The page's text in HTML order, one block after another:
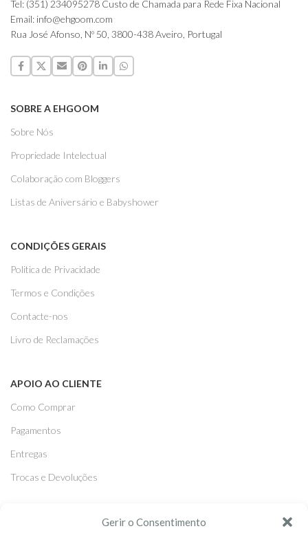
Gerir o Consentimento
Tel: (351) 234095278 Custo de Chamada para Rede Fixa Nacional
Email: info@ehgoom.com
Rua José Afonso, Nº 50, 3800-438 Aveiro, Portugal
SOBRE A EHGOOM
Sobre Nós
Propriedade Intelectual
Colaboração com Bloggers
Listas de Aniversário e Babyshower
CONDIÇÕES GERAIS
Politica de Privacidade
Termos e Condições
Contacte-nos
Livro de Reclamações
APOIO AO CLIENTE
Como Comprar
Pagamentos
Entregas
Trocas e Devoluções